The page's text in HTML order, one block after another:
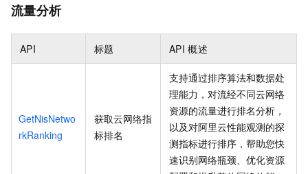
流量分析
API 标题 API 概述
GetNisNetwo
rkRanking
获取云网络指
标排名
支持通过排序算法和数据处
理能力，对流经不同云网络
资源的流量进行排名分析，
以及对阿里云性能观测的探
测指标进行排序，帮助您快
速识别网络瓶颈、优化资源